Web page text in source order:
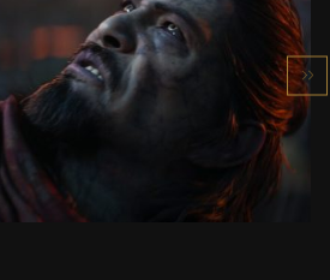
CINEMATIC
DUTY: BLACK OPS 7
PROJEKT